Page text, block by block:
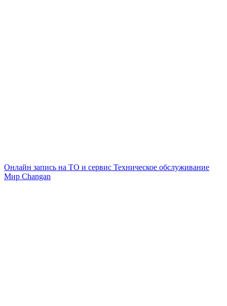
Онлайн запись на ТО и сервис Техническое обслуживание
Мир Changan